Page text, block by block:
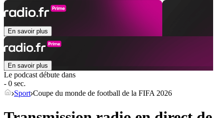
En savoir plus
En savoir plus
Le podcast débute dans
- 0 sec.
Sport Coupe du monde de football de la FIFA 2026